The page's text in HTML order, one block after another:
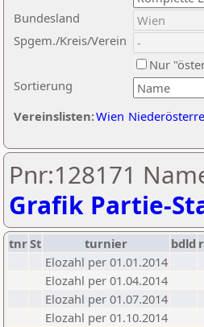
Sortierung
Bundesland
Spgem./Kreis/Verein
Nur
Vereinslisten:Wien
Pnr:128171
Grafik Partie-
tnrSt turnier bdld
Elozahl per 01.01.2014
Elozahl per 01.04.2014
Elozahl per 01.07.2014
Elozahl per 01.10.2014